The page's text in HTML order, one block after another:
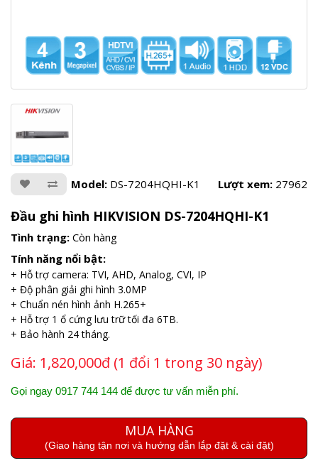
Model: DS-7204HQHI-K1 Lượt xem: 27962
Đầu ghi hình HIKVISION DS-7204HQHI-K1
Tình trạng: Còn hàng
Tính năng nổi bật:
+ Hỗ trợ camera: TVI, AHD, Analog, CVI, IP
+ Độ phân giải ghi hình 3.0MP
+ Chuẩn nén hình ảnh H.265+
+ Hỗ trợ 1 ổ cứng lưu trữ tối đa 6TB.
+ Bảo hành 24 tháng.
Giá: 1,820,000đ (1 đổi 1 trong 30 ngày)
Gọi ngay 0917 744 144 để được tư vấn miễn phí.
MUA HÀNG
(Giao hàng tận nơi và hướng dẫn lắp đặt & cài đặt)